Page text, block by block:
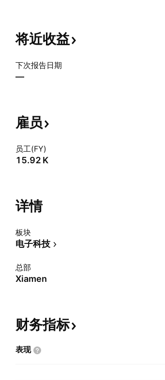
将近收益
下次报告日期
—
雇员
员工(FY)
‪15.92 K‬
详情
板块
电子科技
总部
Xiamen
财务指标
表现